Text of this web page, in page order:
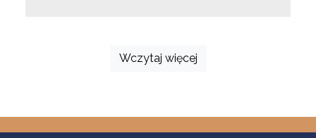
Wczytaj więcej